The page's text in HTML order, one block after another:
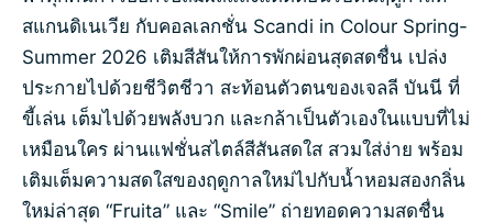
สแกนดิเนเวีย กับคอลเลกชั่น Scandi in Colour Spring-
Summer 2026 เติมสีสันให้การพักผ่อนสุดสดชื่น เปล่ง
ประกายไปด้วยชีวิตชีวา สะท้อนตัวตนของเจลลี บันนี ที่
ขี้เล่น เต็มไปด้วยพลังบวก และกล้าเป็นตัวเองในแบบที่ไม่
เหมือนใคร ผ่านแฟชั่นสไตล์สีสันสดใส สวมใส่ง่าย พร้อม
เติมเต็มความสดใสของฤดูกาลใหม่ไปกับน้ำหอมสองกลิ่น
ใหม่ล่าสุด “Fruita” และ “Smile” ถ่ายทอดความสดชื่น